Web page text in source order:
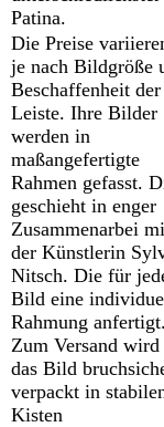
Patina.
Die Preise
je nach Bildgröße
Beschaffenheit der
Leiste. Ihre Bilder
werden in
maßangefertigte
Rahmen gefasst.
geschieht in enger
Zusammenarbei
der Künstlerin
Nitsch. Die für
Bild eine
Rahmung anfertigt.
Zum Versand wird
das Bild
verpackt in
Kisten